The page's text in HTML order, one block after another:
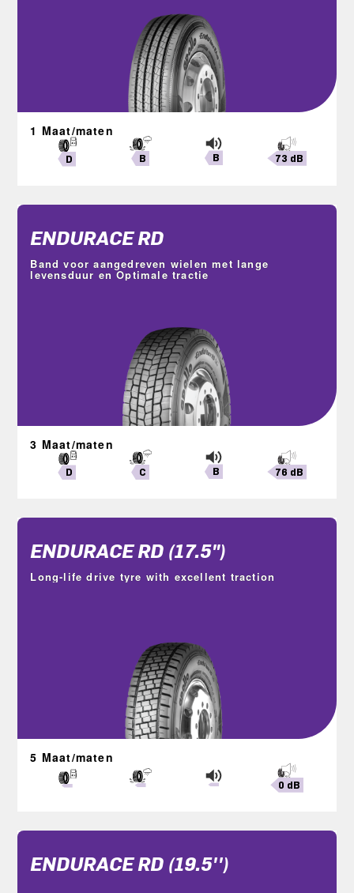
1 Maat/maten
D B B 73 dB
ENDURACE RD
Band voor aangedreven wielen met lange
levensduur en Optimale tractie
3 Maat/maten
D C B 76 dB
ENDURACE RD (17.5")
Long-life drive tyre with excellent traction
5 Maat/maten
0 dB
ENDURACE RD (19.5'')